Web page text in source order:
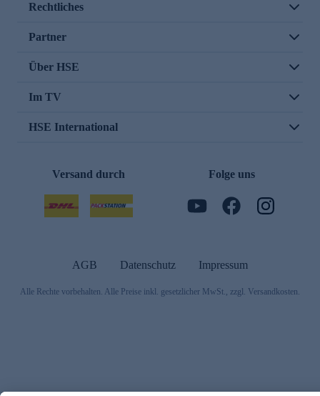
Rechtliches
Partner
Über HSE
Im TV
HSE International
Versand durch Folge uns
AGB Datenschutz Impressum
Alle Rechte vorbehalten. Alle Preise inkl. gesetzlicher MwSt., zzgl. Versandkosten.